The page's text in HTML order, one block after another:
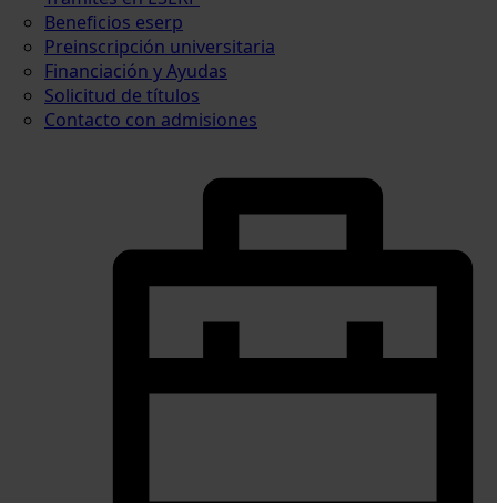
Beneficios eserp
Preinscripción universitaria
Financiación y Ayudas
Solicitud de títulos
Contacto con admisiones